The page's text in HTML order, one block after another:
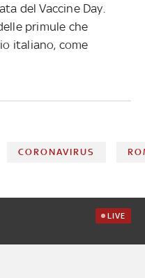
del Vaccine Day.
primule che
italiano, come
CORONAVIRUS
LIVE